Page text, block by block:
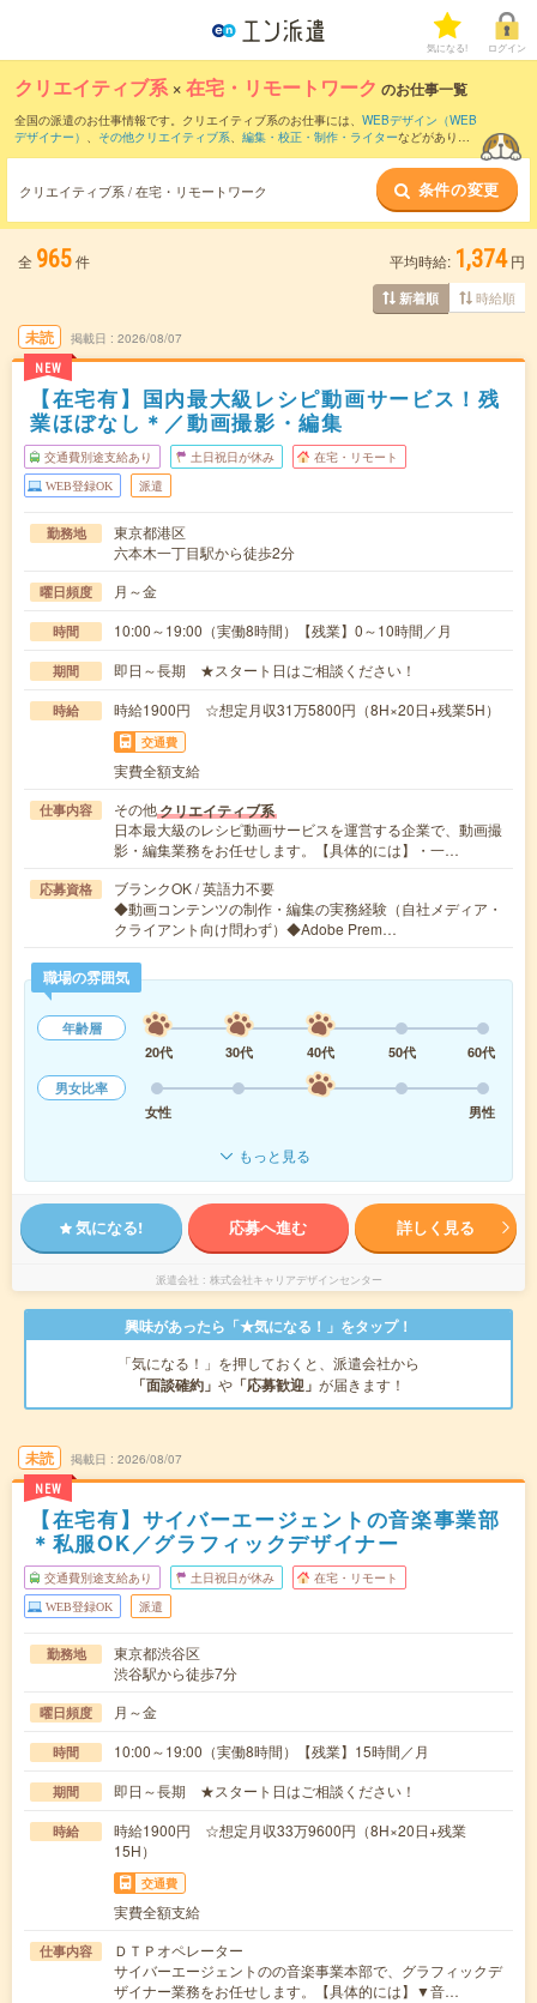
気になる! ログイン
クリエイティブ系 ×在宅・リモートワーク のお仕事一覧
全国の派遣のお仕事情報です。クリエイティブ系のお仕事には、 WEBデザイン（WEB
デザイナー） 、 その他クリエイティブ系、 編集・校正・制作・ライターなどがありま
クリエイティブ系 / 在宅・リモートワーク 条件の変更
全 965件 平均時給: 1,374 円
新着順 時給順
未読
NEW
掲載日 2026/08/07
【在宅有】国内最大級レシピ動画サービス！残
業ほぼなし＊／動画撮影・編集
交通費別途支給あり 土日祝日が休み 在宅・リモート
WEB登録OK 派遣
勤務地
東京都港区
六本木一丁目駅から徒歩2分
曜日頻度 月～金
時間 10:00～19:00（実働8時間）【残業】0～10時間／月
期間 即日～長期 ★スタート日はご相談ください！
時給 時給1900円 ☆想定月収31万5800円（8H×20日+残業5H）
交通費
実費全額支給
仕事内容 その他クリエイティブ系
日本最大級のレシピ動画サービスを運営する企業で、動画撮
影・編集業務をお任せします。【具体的には】・一…
応募資格
ブランクOK / 英語力不要
◆動画コンテンツの制作・編集の実務経験（自社メディア・
クライアント向け問わず）◆Adobe Prem…
職場の雰囲気
年齢層
20代
30代 40代 50代
60代
男女比率
女性
男性
もっと見る
気になる! 応募へ進む 詳しく見る
派遣会社 株式会社キャリアデザインセンター
興味があったら「★気になる！」をタップ！
「気になる！」を押しておくと、派遣会社から
「面談確約」 や 「応募歓迎」 が届きます！
未読
NEW
掲載日 2026/08/07
【在宅有】サイバーエージェントの音楽事業部
＊私服OK／グラフィックデザイナー
交通費別途支給あり 土日祝日が休み 在宅・リモート
WEB登録OK 派遣
勤務地
東京都渋谷区
渋谷駅から徒歩7分
曜日頻度 月～金
時間 10:00～19:00（実働8時間）【残業】15時間／月
期間 即日～長期 ★スタート日はご相談ください！
時給
時給1900円 ☆想定月収33万9600円（8H×20日+残業
15H）
交通費
実費全額支給
仕事内容
ＤＴＰオペレーター
サイバーエージェントのの音楽事業本部で、グラフィックデ
ザイナー業務をお任せします。【具体的には】▼音…